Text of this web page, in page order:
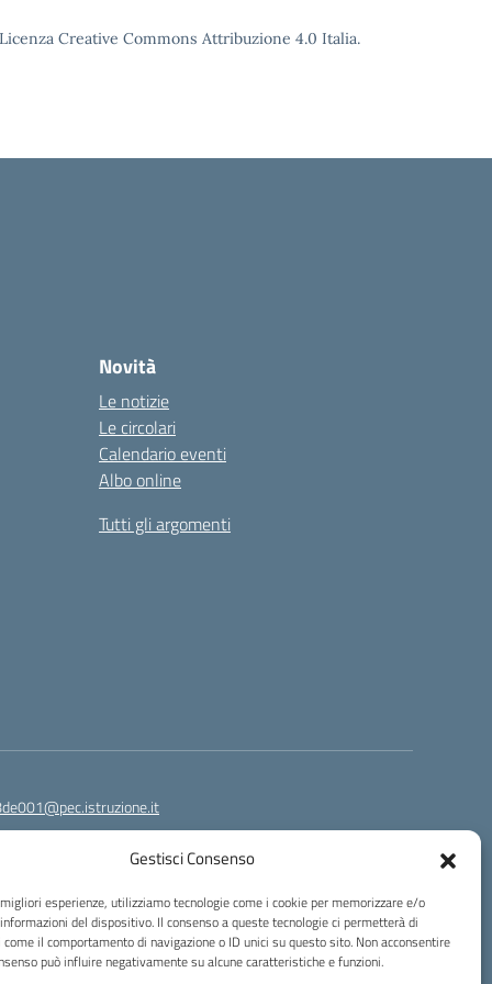
Gestisci Consenso
esperienze, utilizziamo tecnologie come i cookie per memorizzare e/o
del dispositivo. Il consenso a queste tecnologie ci permetterà di
il comportamento di navigazione o ID unici su questo sito. Non acconsentire
può influire negativamente su alcune caratteristiche e funzioni.
Creative Commons Attribuzione 4.0 Italia.
Novità
Le notizie
Le circolari
Calendario eventi
Albo online
Tutti gli argomenti